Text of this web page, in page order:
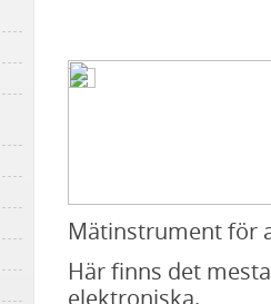
Mätinstrument för
Här finns det
elektroniska.